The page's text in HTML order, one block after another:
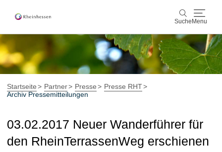
Suche Menu
Suche
Wein & Genuss
Aktiv & Natur
Startseite Partner Presse
Presse RHT
Archiv Pressemitteilungen
03.02.2017 Neuer Wanderführer für
den RheinTerrassenWeg erschienen